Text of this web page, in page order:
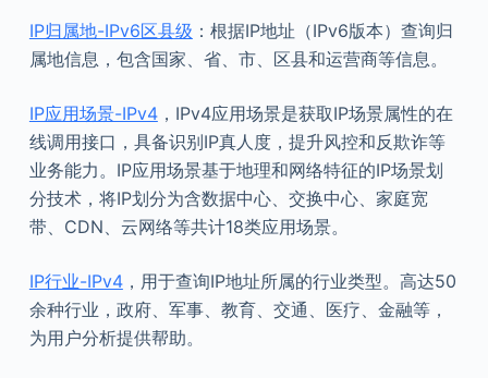
IP归属地-IPv6区县级 ：根据IP地址（IPv6版本）查询归
属地信息，包含国家、省、市、区县和运营商等信息。
IP应用场景-IPv4，IPv4应用场景是获取IP场景属性的在
线调用接口，具备识别IP真人度，提升风控和反欺诈等
业务能力。IP应用场景基于地理和网络特征的IP场景划
分技术，将IP划分为含数据中心、交换中心、家庭宽
带、CDN、云网络等共计18类应用场景。
IP行业-IPv4，用于查询IP地址所属的行业类型。高达50
余种行业，政府、军事、教育、交通、医疗、金融等，
为用户分析提供帮助。